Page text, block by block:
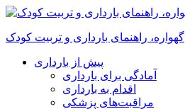
گهواره، راهنمای بارداری و تربیت کودک
پیش از بارداری
آمادگی برای بارداری
اقدام به بارداری
مراقبت‌های پزشکی